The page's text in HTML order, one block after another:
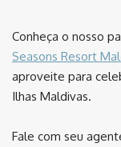
Conheça o nosso
Seasons Resort
aproveite para
Ilhas Maldivas.
Fale com seu